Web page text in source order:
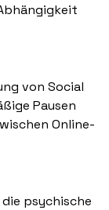
von Social
Pausen
Online-
psychische